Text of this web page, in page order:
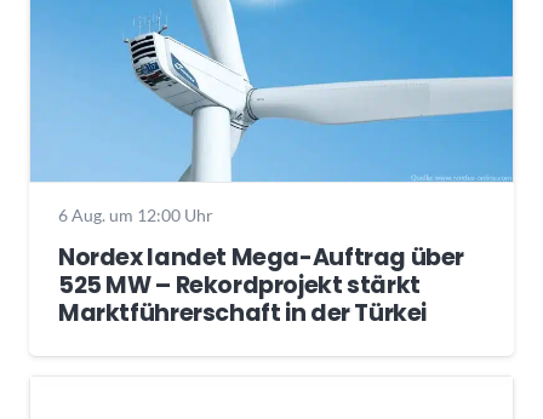
6 Aug. um 12:00 Uhr
Nordex landet Mega-Auftrag über
525 MW – Rekordprojekt stärkt
Marktführerschaft in der Türkei